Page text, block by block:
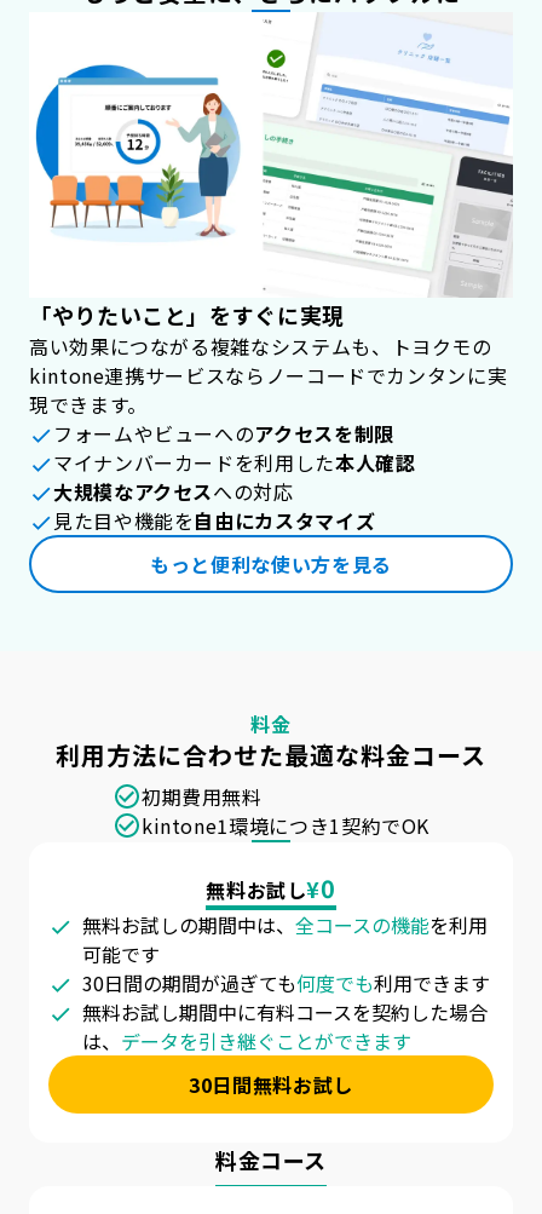
「やりたいこと」をすぐに実現
高い効果につながる複雑なシステムも、トヨクモの
kintone連携サービスならノーコードでカンタンに実
現できます。
フォームやビューへのアクセスを制限
マイナンバーカードを利用した本人確認
大規模なアクセスへの対応
見た目や機能を自由にカスタマイズ
もっと便利な使い方を見る
料金
利用方法に合わせた最適な料金コース
初期費用無料
kintone1環境につき1契約でOK
無料お試し¥0
無料お試しの期間中は、 全コースの機能を利用
可能です
30日間の期間が過ぎても何度でも利用できます
無料お試し期間中に有料コースを契約した場合
は、 データを引き継ぐことができます
30日間無料お試し
料金コース